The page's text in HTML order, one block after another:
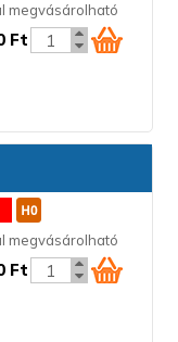
megvásárolható
Ft
megvásárolható
Ft